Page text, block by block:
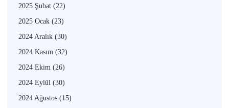
2025 Şubat (22)
2025 Ocak (23)
2024 Aralık (30)
2024 Kasım (32)
2024 Ekim (26)
2024 Eylül (30)
2024 Ağustos (15)